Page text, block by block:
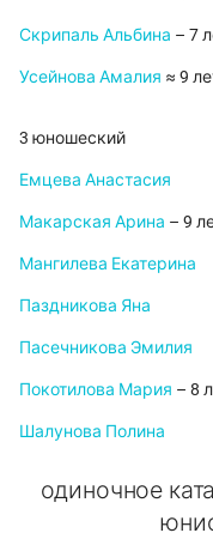
Скрипаль Альбина – 7
Усейнова Амалия ≈ 9
3 юношеский
Емцева Анастасия
Макарская Арина – 9
Мангилева Екатерина
Паздникова Яна
Пасечникова Эмилия
Покотилова Мария – 8
Шалунова Полина
одиночное